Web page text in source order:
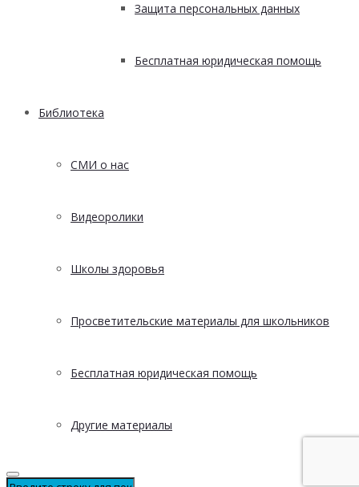
Защита персональных данных
Бесплатная юридическая помощь
Библиотека
СМИ о нас
Видеоролики
Школы здоровья
Просветительские материалы для школьников
Бесплатная юридическая помощь
Другие материалы